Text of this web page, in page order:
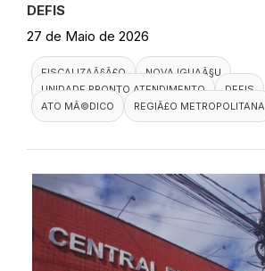
DEFIS
27 de Maio de 2026
FISCALIZAÃ§Ã£O
NOVA IGUAÃ§U
UNIDADE PRONTO ATENDIMENTO
DEFIS
ATO MÃ©DICO
REGIÃ£O METROPOLITANA